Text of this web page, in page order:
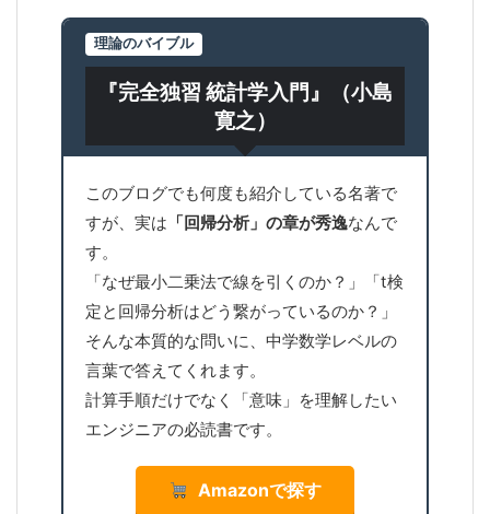
理論のバイブル
『完全独習 統計学入門』（小島
寛之）
このブログでも何度も紹介している名著で
すが、実は 「回帰分析」の章が秀逸なんで
す。
「なぜ最小二乗法で線を引くのか？」「t検
定と回帰分析はどう繋がっているのか？」
そんな本質的な問いに、中学数学レベルの
言葉で答えてくれます。
計算手順だけでなく「意味」を理解したい
エンジニアの必読書です。
Amazonで探す